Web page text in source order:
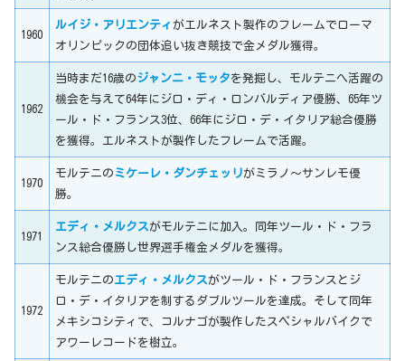
1960
ルイジ・アリエンティがエルネスト製作のフレームでローマ
オリンピックの団体追い抜き競技で金メダル獲得。
1962
当時まだ16歳の ジャンニ・モッタを発掘し、モルテニへ活躍の
機会を与えて64年にジロ・ディ・ロンバルディア優勝、65年ツ
ール・ド・フランス3位、66年にジロ・デ・イタリア総合優勝
を獲得。エルネストが製作したフレームで活躍。
1970
モルテニの ミケーレ・ダンチェッリがミラノ～サンレモ優
勝。
1971
エディ・メルクスがモルテニに加入。同年ツール・ド・フラ
ンス総合優勝し世界選手権金メダルを獲得。
1972
モルテニのエディ・メルクスがツール・ド・フランスとジ
ロ・デ・イタリアを制するダブルツールを達成。そして同年
メキシコシティで、コルナゴが製作したスペシャルバイクで
アワーレコードを樹立。